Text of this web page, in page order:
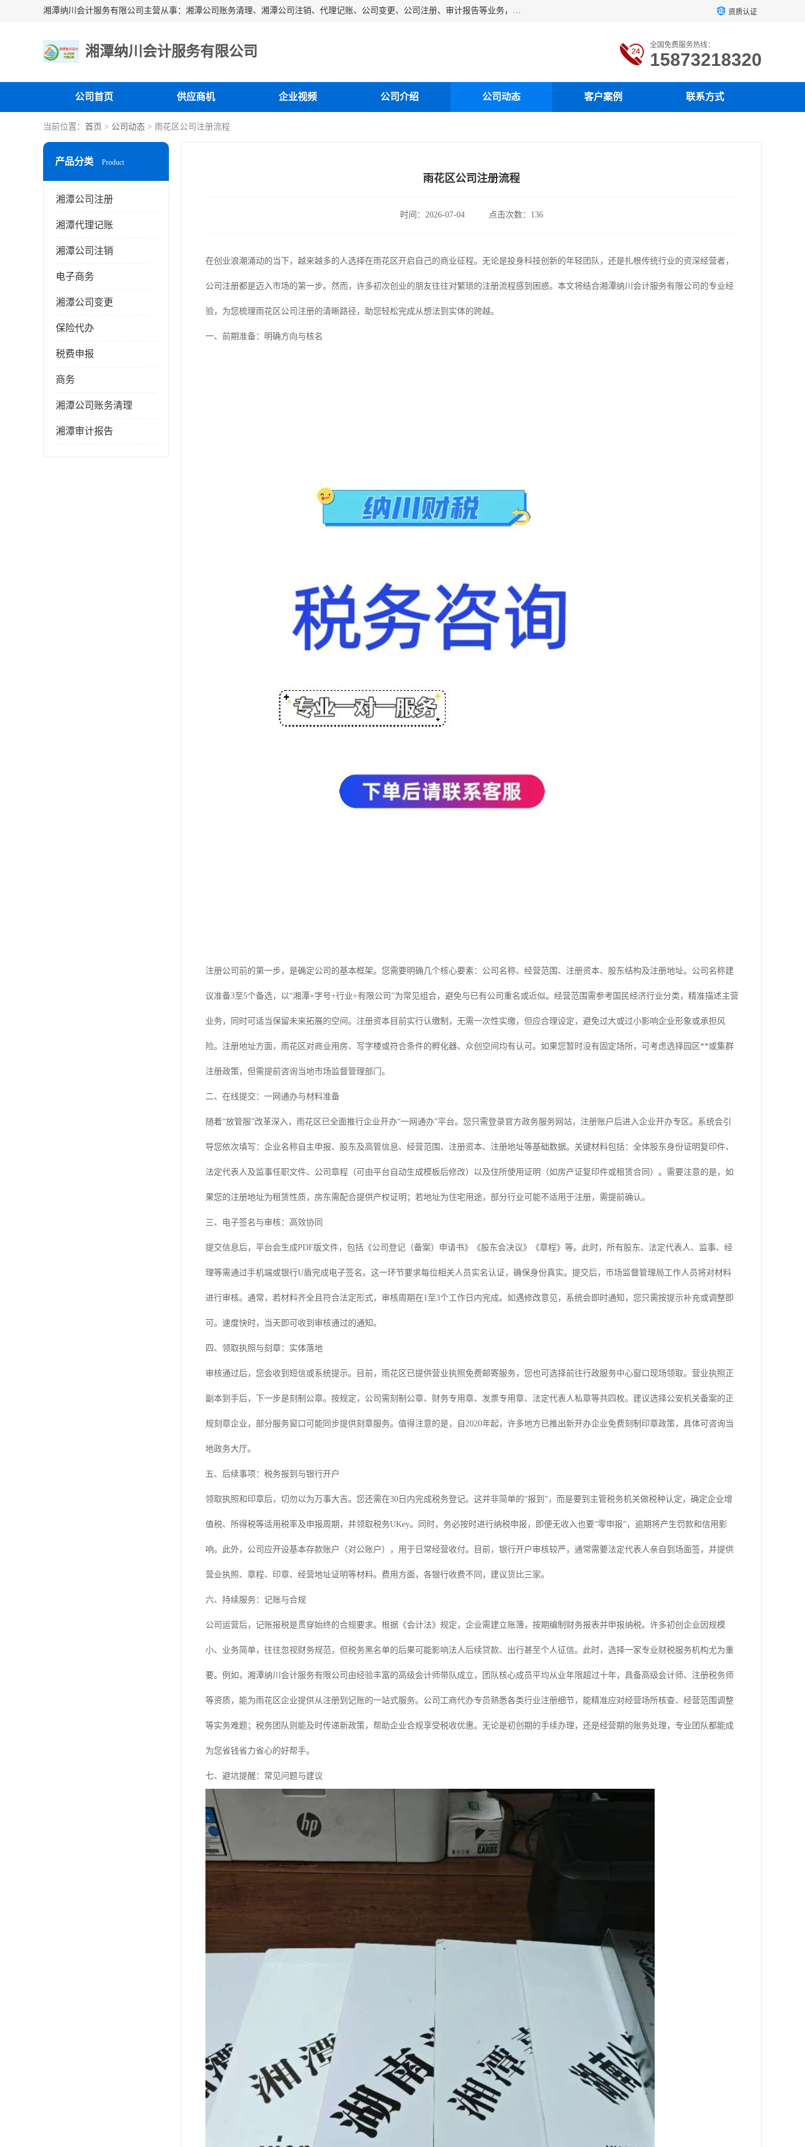
湘潭纳川会计服务有限公司主营从事：湘潭公司账务清理、湘潭公司注销、代理记账、公司变更、公司注册、审计报告等业务，公司设立有专门的代理注册部门，现有工商代办专员，部门经理从事工商代办多年，对各地区公司注册、公司变更、进出口业务等流程以及各行业公司注册、变更所需注意的细节都非常熟悉。 资质认证
湘潭纳川会计服务有限公司 全国免费服务热线：
15873218320
公司首页 供应商机 企业视频 公司介绍 公司动态 客户案例 联系方式
当前位置： 首页 > 公司动态 > 雨花区公司注册流程
产品分类 Product
湘潭公司注册
湘潭代理记账
湘潭公司注销
电子商务
湘潭公司变更
保险代办
税费申报
商务
湘潭公司账务清理
湘潭审计报告
雨花区公司注册流程
时间：2026-07-04 点击次数：136
在创业浪潮涌动的当下，越来越多的人选择在雨花区开启自己的商业征程。无论是投身科技创新的年轻团队，还是扎根传统行业的资深经营者，
公司注册都是迈入市场的第一步。然而，许多初次创业的朋友往往对繁琐的注册流程感到困惑。本文将结合湘潭纳川会计服务有限公司的专业经
验，为您梳理雨花区公司注册的清晰路径，助您轻松完成从想法到实体的跨越。
一、前期准备：明确方向与核名
注册公司前的第一步，是确定公司的基本框架。您需要明确几个核心要素：公司名称、经营范围、注册资本、股东结构及注册地址。公司名称建
议准备3至5个备选，以“湘潭+字号+行业+有限公司”为常见组合，避免与已有公司重名或近似。经营范围需参考国民经济行业分类，精准描述主营
业务，同时可适当保留未来拓展的空间。注册资本目前实行认缴制，无需一次性实缴，但应合理设定，避免过大或过小影响企业形象或承担风
险。注册地址方面，雨花区对商业用房、写字楼或符合条件的孵化器、众创空间均有认可。如果您暂时没有固定场所，可考虑选择园区**或集群
注册政策，但需提前咨询当地市场监督管理部门。
二、在线提交：一网通办与材料准备
随着“放管服”改革深入，雨花区已全面推行企业开办“一网通办”平台。您只需登录官方政务服务网站，注册账户后进入企业开办专区。系统会引
导您依次填写：企业名称自主申报、股东及高管信息、经营范围、注册资本、注册地址等基础数据。关键材料包括：全体股东身份证明复印件、
法定代表人及监事任职文件、公司章程（可由平台自动生成模板后修改）以及住所使用证明（如房产证复印件或租赁合同）。需要注意的是，如
果您的注册地址为租赁性质，房东需配合提供产权证明；若地址为住宅用途，部分行业可能不适用于注册，需提前确认。
三、电子签名与审核：高效协同
提交信息后，平台会生成PDF版文件，包括《公司登记（备案）申请书》《股东会决议》《章程》等。此时，所有股东、法定代表人、监事、经
理等需通过手机端或银行U盾完成电子签名。这一环节要求每位相关人员实名认证，确保身份真实。提交后，市场监督管理局工作人员将对材料
进行审核。通常，若材料齐全且符合法定形式，审核周期在1至3个工作日内完成。如遇修改意见，系统会即时通知，您只需按提示补充或调整即
可。速度快时，当天即可收到审核通过的通知。
四、领取执照与刻章：实体落地
审核通过后，您会收到短信或系统提示。目前，雨花区已提供营业执照免费邮寄服务，您也可选择前往行政服务中心窗口现场领取。营业执照正
副本到手后，下一步是刻制公章。按规定，公司需刻制公章、财务专用章、发票专用章、法定代表人私章等共四枚。建议选择公安机关备案的正
规刻章企业，部分服务窗口可能同步提供刻章服务。值得注意的是，自2020年起，许多地方已推出新开办企业免费刻制印章政策，具体可咨询当
地政务大厅。
五、后续事项：税务报到与银行开户
领取执照和印章后，切勿以为万事大吉。您还需在30日内完成税务登记。这并非简单的“报到”，而是要到主管税务机关做税种认定，确定企业增
值税、所得税等适用税率及申报周期，并领取税务UKey。同时，务必按时进行纳税申报，即便无收入也要“零申报”，逾期将产生罚款和信用影
响。此外，公司应开设基本存款账户（对公账户），用于日常经营收付。目前，银行开户审核较严，通常需要法定代表人亲自到场面签，并提供
营业执照、章程、印章、经营地址证明等材料。费用方面，各银行收费不同，建议货比三家。
六、持续服务：记账与合规
公司运营后，记账报税是贯穿始终的合规要求。根据《会计法》规定，企业需建立账簿，按期编制财务报表并申报纳税。许多初创企业因规模
小、业务简单，往往忽视财务规范，但税务黑名单的后果可能影响法人后续贷款、出行甚至个人征信。此时，选择一家专业财税服务机构尤为重
要。例如，湘潭纳川会计服务有限公司由经验丰富的高级会计师带队成立，团队核心成员平均从业年限超过十年，具备高级会计师、注册税务师
等资质，能为雨花区企业提供从注册到记账的一站式服务。公司工商代办专员熟悉各类行业注册细节，能精准应对经营场所核查、经营范围调整
等实务难题；税务团队则能及时传递新政策，帮助企业合规享受税收优惠。无论是初创期的手续办理，还是经营期的账务处理，专业团队都能成
为您省钱省力省心的好帮手。
七、避坑提醒：常见问题与建议